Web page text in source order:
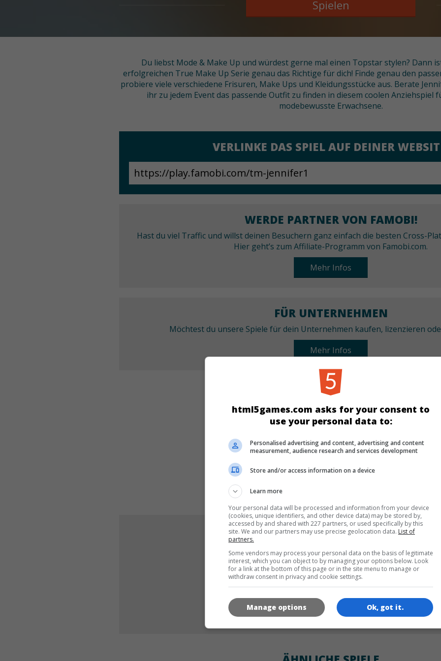
Spielen
Du liebst Mode & Make Up und würdest gerne mal einen Topstar stylen? Dann
erfolgreichen True Make Up Serie genau das Richtige für dich! Finde genau den
probiere viele verschiedene Frisuren, Make Ups und Kleidungsstücke aus. Berate
ihr zu jedem Event das passende Outfit zu finden in diesem coolen Anziehspiel
modebewusste Erwachsene.
VERLINKE DAS SPIEL AUF DEINER
WERDE PARTNER VON FAMOBI!
Hast du viel Traffic und willst deinen Besuchern ganz einfach die besten Cross-
Hier geht’s zum Affiliate-Programm von Famobi.com.
Mehr Infos
FÜR UNTERNEHMEN
Möchtest du unsere Spiele für dein Unternehmen kaufen, lizenzieren
Mehr Infos
KATEGORIEN
Make-up Mädchen
SPRACHEN
SPIEL-ICONS
180x180 120x120 60x60
html5games.com asks for your consent to
use your personal data to:
Personalised advertising and content, advertising and content
measurement, audience research and services development
Store and/or access information on a device
Learn more
Your personal data will be processed and information from your device
(cookies, unique identifiers, and other device data) may be stored by,
accessed by and shared with 227 partners, or used specifically by this
site. We and our partners may use precise geolocation data. List of
partners.
Some vendors may process your personal data on the basis of legitimate
interest, which you can object to by managing your options below. Look
for a link at the bottom of this page or in the site menu to manage or
withdraw consent in privacy and cookie settings.
Ok, got it.
Manage options